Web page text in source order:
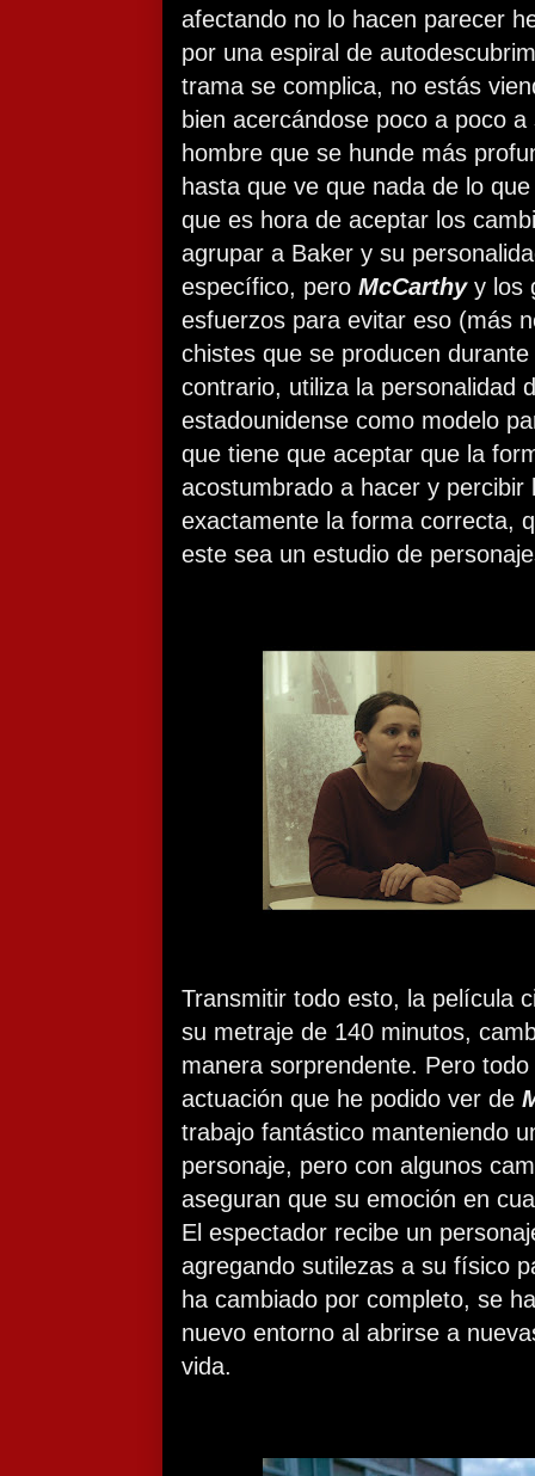
afectando no lo hacen parecer
por una espiral de
trama se complica, no estás
bien acercándose poco a poco
hombre que se hunde más
hasta que ve que nada de lo
que es hora de aceptar los
agrupar a Baker y su
específico, pero McCarthyy los
esfuerzos para evitar eso (más
chistes que se producen
contrario, utiliza la personalidad
estadounidense como modelo
que tiene que aceptar que la
acostumbrado a hacer y percibir
exactamente la forma correcta,
este sea un estudio de
Transmitir todo esto, la película
su metraje de 140 minutos,
manera sorprendente. Pero
actuación que he podido ver de
trabajo fantástico manteniendo
personaje, pero con algunos
aseguran que su emoción en
El espectador recibe un
agregando sutilezas a su físico
ha cambiado por completo, se
nuevo entorno al abrirse a
vida.